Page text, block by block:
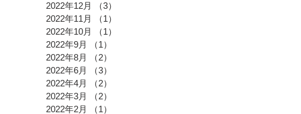
2022年12月
（3）
2022年11月
（1）
2022年10月
（1）
2022年9月
（1）
2022年8月
（2）
2022年6月
（3）
2022年4月
（2）
2022年3月
（2）
2022年2月
（1）